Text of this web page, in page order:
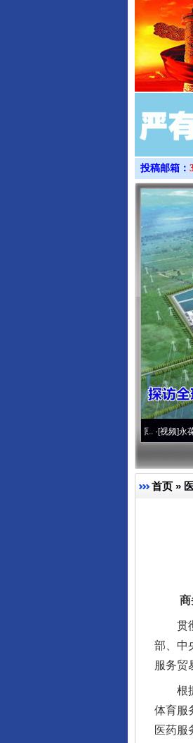
投稿邮箱：
·[视频]永葆“两个先
首页 »
商务
贯彻
部、中
服务贸
根据
体育服
医药服